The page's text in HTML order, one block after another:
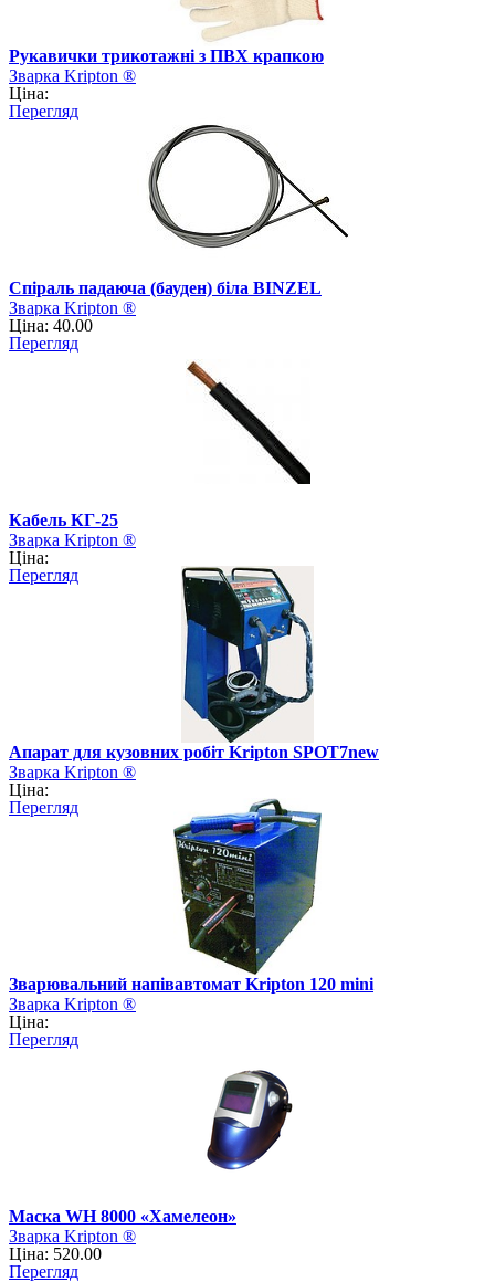
Рукавички трикотажні з ПВХ крапкою
Зварка Kripton ®
Ціна:
Перегляд
Спіраль падаюча (бауден) біла BINZEL
Зварка Kripton ®
Ціна: 40.00
Перегляд
Кабель КГ-25
Зварка Kripton ®
Ціна:
Перегляд
Апарат для кузовних робіт Kripton SPOT7new
Зварка Kripton ®
Ціна:
Перегляд
Зварювальний напівавтомат Kripton 120 mini
Зварка Kripton ®
Ціна:
Перегляд
Маска WH 8000 «Хамелеон»
Зварка Kripton ®
Ціна: 520.00
Перегляд